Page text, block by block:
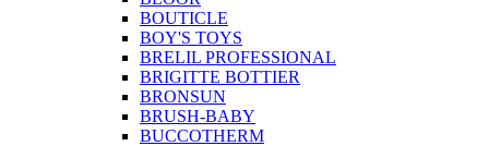
BOUTICLE
BOY'S TOYS
BRELIL PROFESSIONAL
BRIGITTE BOTTIER
BRONSUN
BRUSH-BABY
BUCCOTHERM